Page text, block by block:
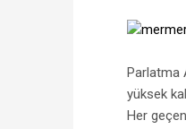
Parlatma
yüksek
Her